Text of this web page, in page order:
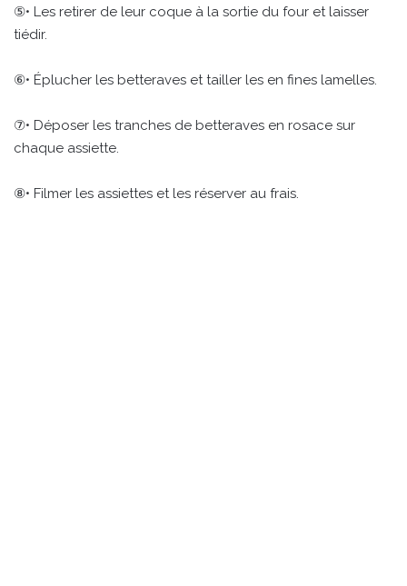
⑤• Les retirer de leur coque à la sortie du four et laisser
tiédir.
⑥• Éplucher les betteraves et tailler les en fines lamelles.
⑦• Déposer les tranches de betteraves en rosace sur
chaque assiette.
⑧• Filmer les assiettes et les réserver au frais.